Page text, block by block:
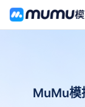
MuMu模